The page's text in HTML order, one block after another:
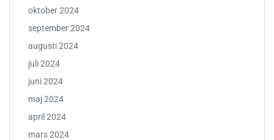
oktober 2024
september 2024
augusti 2024
juli 2024
juni 2024
maj 2024
april 2024
mars 2024